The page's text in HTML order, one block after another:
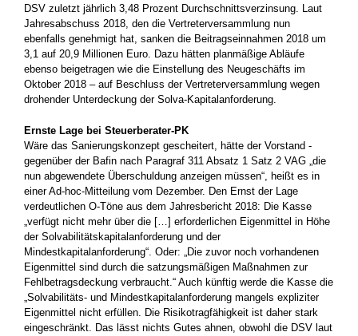
DSV zuletzt jährlich 3,48 Prozent Durchschnittsverzinsung. Laut
Jahresabschuss 2018, den die Vertreterversammlung nun
ebenfalls genehmigt hat, ­sanken die Beitragseinnahmen 2018 um
3,1 auf 20,9 Millionen ­Euro. Dazu hätten planmäßige Abläufe
ebenso beigetragen wie die Einstellung des Neugeschäfts im
Oktober 2018 – auf Beschluss der Vertreterversammlung wegen
drohender Unterdeckung der Solva-Kapitalanforderung.
Ernste Lage bei Steuerberater-PK
Wäre das Sanierungskonzept gescheitert, hätte der Vorstand ­
gegenüber der Bafin nach Paragraf 311 Absatz 1 Satz 2 VAG „die
nun abgewendete Überschuldung anzeigen müssen“, heißt es in
einer Ad-hoc-Mitteilung vom Dezember. Den Ernst der Lage
verdeutlichen O-Töne aus dem Jahresbericht 2018: Die Kasse
„verfügt nicht mehr über die […] erforderlichen Eigenmittel in Höhe
der Solvabilitätskapitalanforderung und der
Mindestkapitalanforderung“. Oder: „Die zuvor noch vorhandenen
Eigenmittel sind durch die ­satzungsmäßigen Maßnahmen zur
Fehlbetragsdeckung verbraucht.“ Auch künftig werde die Kasse die
„Solvabilitäts- und ­Mindestkapitalanforderung mangels expliziter
Eigenmittel nicht erfüllen. Die Risikotragfähigkeit ist daher stark
eingeschränkt. Das lässt nichts Gutes ahnen, obwohl die DSV laut